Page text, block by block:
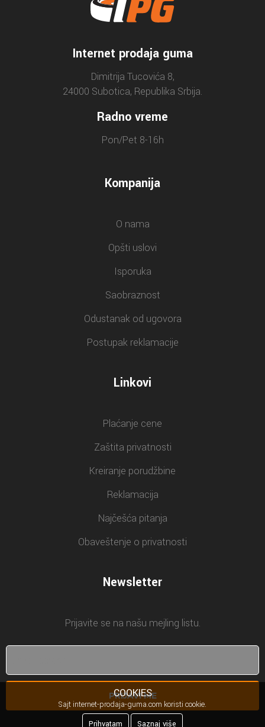
Internet prodaja guma
Dimitrija Tucovića 8,
24000 Subotica, Republika Srbija.
Radno vreme
Pon/Pet 8-16h
Kompanija
O nama
Opšti uslovi
Isporuka
Saobraznost
Odustanak od ugovora
Postupak reklamacije
Linkovi
Plaćanje cene
Zaštita privatnosti
Kreiranje porudžbine
Reklamacija
Najčešća pitanja
Obaveštenje o privatnosti
Newsletter
Prijavite se na našu mejling listu.
PRIJAVI ME
COOKIES
Sajt internet-prodaja-guma.com koristi cookie.
Prihvatam
Saznaj više